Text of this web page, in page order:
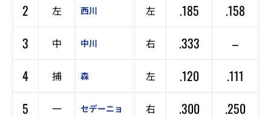
2
左 西川 左 .185
.158
3
中 中川 右 .333
–
4
捕 森 左 .120
.111
5
一 セデーニョ 右 .300
.250